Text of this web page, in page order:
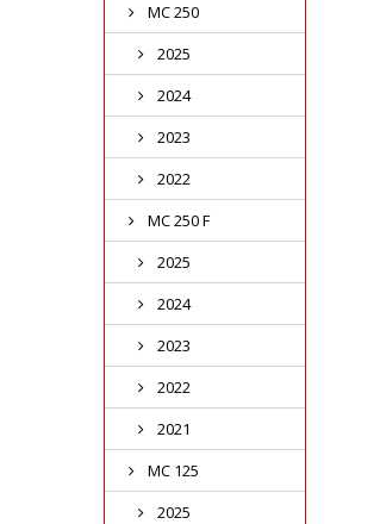
MC 250
2025
2024
2023
2022
MC 250 F
2025
2024
2023
2022
2021
MC 125
2025